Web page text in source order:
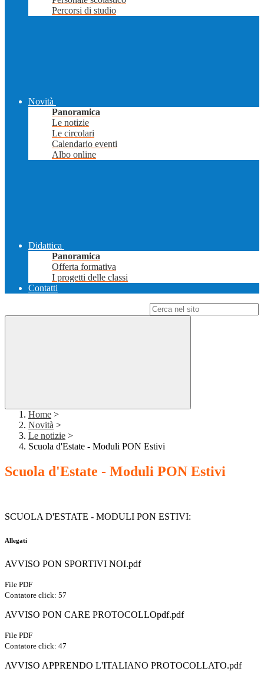
Percorsi di studio
Novità
Panoramica
Le notizie
Le circolari
Calendario eventi
Albo online
Didattica
Panoramica
Offerta formativa
I progetti delle classi
Contatti
Home >
Novità >
Le notizie >
Scuola d'Estate - Moduli PON Estivi
Scuola d'Estate - Moduli PON Estivi
SCUOLA D'ESTATE - MODULI PON ESTIVI:
Allegati
AVVISO PON SPORTIVI NOI.pdf
File PDF
Contatore click: 57
AVVISO PON CARE PROTOCOLLOpdf.pdf
File PDF
Contatore click: 47
AVVISO APPRENDO L'ITALIANO PROTOCOLLATO.pdf